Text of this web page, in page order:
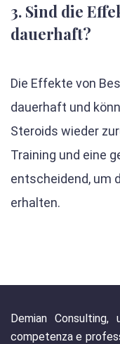
3. Sind die
dauerhaft?
Die Effekte von
dauerhaft und
Steroids wieder
Training und eine
entscheidend, um
erhalten.
Demian
competenza e